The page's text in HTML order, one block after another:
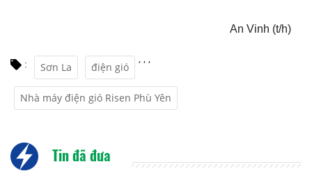
An Vinh (t/h)
: Sơn La
,
điện gió
,
Nhà máy điện gió Risen Phù Yên
,
Tin đã đưa